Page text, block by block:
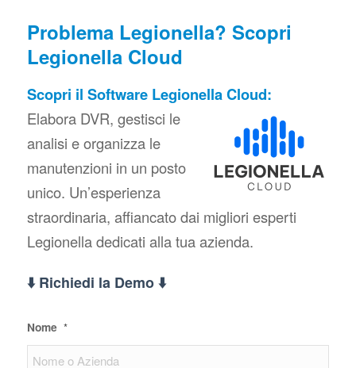
Problema Legionella? Scopri
Legionella Cloud
Scopri il Software Legionella Cloud:
Elabora DVR, gestisci le
analisi e organizza le
manutenzioni in un posto
unico. Un’esperienza
straordinaria, affiancato dai migliori esperti
Legionella dedicati alla tua azienda.
⬇️ Richiedi la Demo ⬇️
Nome *